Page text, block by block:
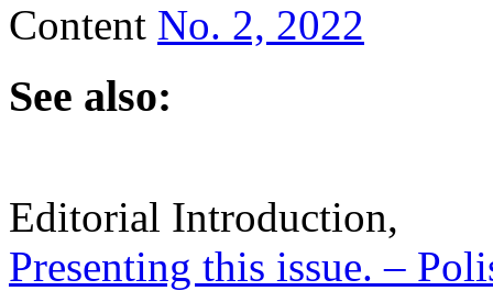
Content No. 2, 2022
See also:
Editorial Introduction,
Presenting this issue. –